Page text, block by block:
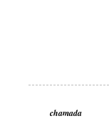
chamada